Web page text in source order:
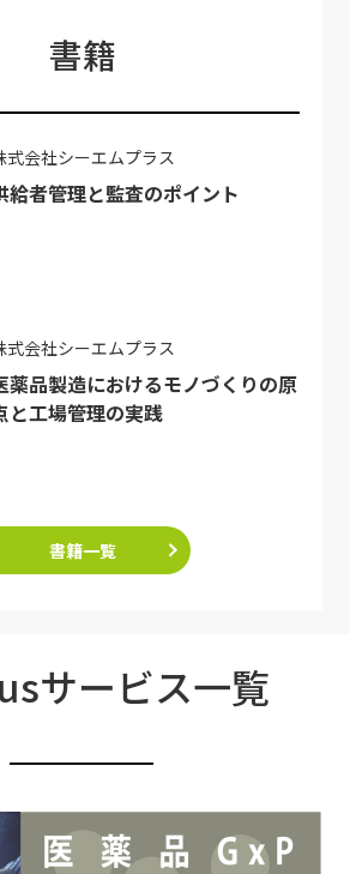
書籍
式会社シーエムプラス
給者管理と監査のポイント
式会社シーエムプラス
薬品製造におけるモノづくりの原
と工場管理の実践
書籍一覧
サービス一覧